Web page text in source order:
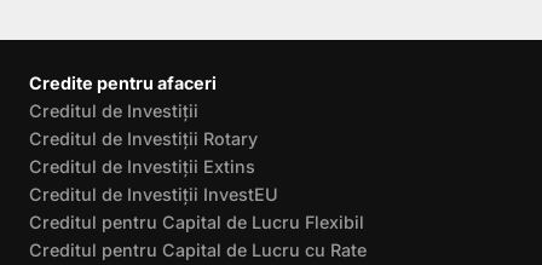
Credite pentru afaceri
Creditul de Investiții
Creditul de Investiții Rotary
Creditul de Investiții Extins
Creditul de Investiții InvestEU
Creditul pentru Capital de Lucru Flexibil
Creditul pentru Capital de Lucru cu Rate